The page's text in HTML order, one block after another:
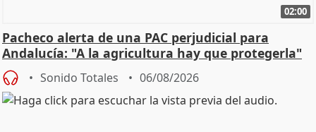
02:00
Pacheco alerta de una PAC perjudicial para
Andalucía: "A la agricultura hay que protegerla"
Sonido Totales 06/08/2026